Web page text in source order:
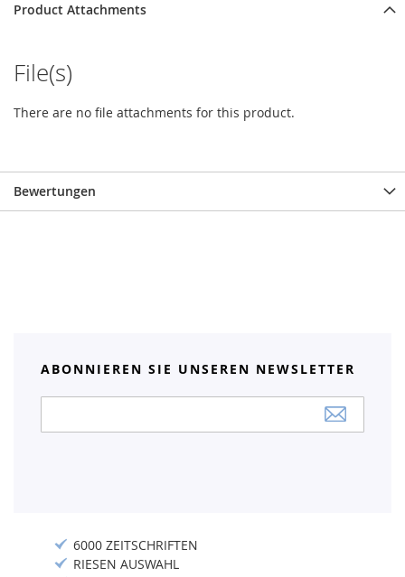
Product Attachments
File(s)
There are no file attachments for this product.
Bewertungen
ABONNIEREN SIE UNSEREN NEWSLETTER
Newsletter:
6000 ZEITSCHRIFTEN
RIESEN AUSWAHL